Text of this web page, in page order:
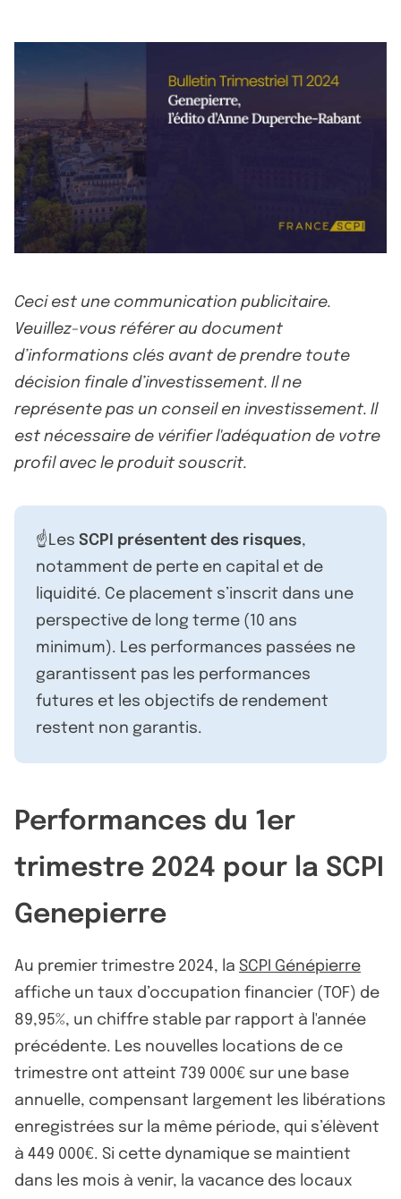
Ceci est une communication publicitaire.
Veuillez-vous référer au document
d’informations clés avant de prendre toute
décision finale d’investissement. Il ne
représente pas un conseil en investissement. Il
est nécessaire de vérifier l'adéquation de votre
profil avec le produit souscrit.
☝️Les SCPI présentent des risques,
notamment de perte en capital et de
liquidité. Ce placement s’inscrit dans une
perspective de long terme (10 ans
minimum). Les performances passées ne
garantissent pas les performances
futures et les objectifs de rendement
restent non garantis.
Performances du 1er
trimestre 2024 pour la SCPI
Genepierre
Au premier trimestre 2024, la SCPI Génépierre
affiche un taux d’occupation financier (TOF) de
89,95%, un chiffre stable par rapport à l'année
précédente. Les nouvelles locations de ce
trimestre ont atteint 739 000€ sur une base
annuelle, compensant largement les libérations
enregistrées sur la même période, qui s’élèvent
à 449 000€. Si cette dynamique se maintient
dans les mois à venir, la vacance des locaux